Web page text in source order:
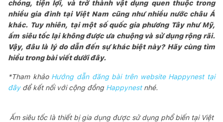
chóng, tiện lợi, và trở thành vật dụng quen thuộc trong
nhiều gia đình tại Việt Nam cũng như nhiều nước châu Á
khác. Tuy nhiên, tại một số quốc gia phương Tây như Mỹ,
ấm siêu tốc lại không được ưa chuộng và sử dụng rộng rãi.
Vậy, đâu là lý do dẫn đến sự khác biệt này? Hãy cùng tìm
hiểu trong bài viết dưới đây.
*Tham khảo Hướng dẫn đăng bài trên website Happynest tại
đâyđể kết nối với cộng đồng Happynest nhé.
Ấm siêu tốc là thiết bị gia dụng được sử dụng phổ biến tại Việt